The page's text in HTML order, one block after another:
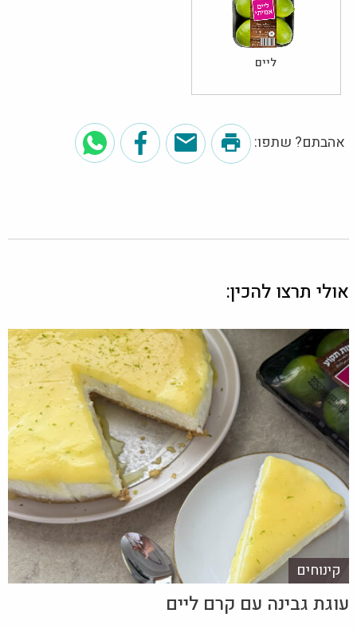
ליים
אהבתם? שתפו:
אולי תרצו להכין:
קינוחים
עוגת גבינה עם קרם ליים